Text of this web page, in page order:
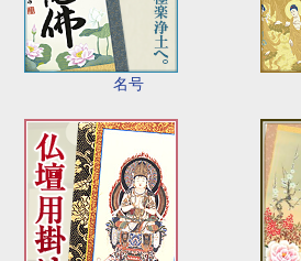
名号